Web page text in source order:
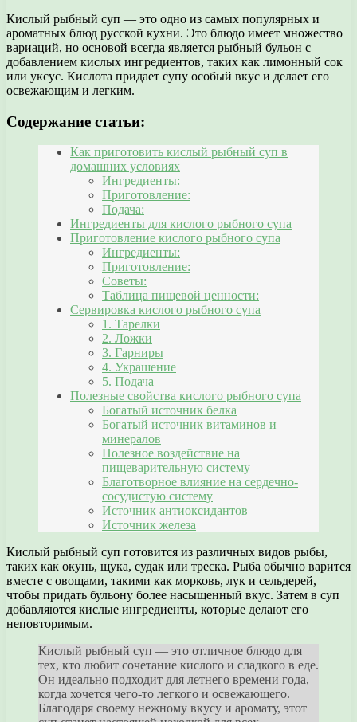
Кислый рыбный суп — это одно из самых популярных и
ароматных блюд русской кухни. Это блюдо имеет множество
вариаций, но основой всегда является рыбный бульон с
добавлением кислых ингредиентов, таких как лимонный сок
или уксус. Кислота придает супу особый вкус и делает его
освежающим и легким.
Содержание статьи:
Как приготовить кислый рыбный суп в
домашних условиях
Ингредиенты:
Приготовление:
Подача:
Ингредиенты для кислого рыбного супа
Приготовление кислого рыбного супа
Ингредиенты:
Приготовление:
Советы:
Таблица пищевой ценности:
Сервировка кислого рыбного супа
1. Тарелки
2. Ложки
3. Гарниры
4. Украшение
5. Подача
Полезные свойства кислого рыбного супа
Богатый источник белка
Богатый источник витаминов и
минералов
Полезное воздействие на
пищеварительную систему
Благотворное влияние на сердечно-
сосудистую систему
Источник антиоксидантов
Источник железа
Кислый рыбный суп готовится из различных видов рыбы,
таких как окунь, щука, судак или треска. Рыба обычно варится
вместе с овощами, такими как морковь, лук и сельдерей,
чтобы придать бульону более насыщенный вкус. Затем в суп
добавляются кислые ингредиенты, которые делают его
неповторимым.
Кислый рыбный суп — это отличное блюдо для
тех, кто любит сочетание кислого и сладкого в еде.
Он идеально подходит для летнего времени года,
когда хочется чего-то легкого и освежающего.
Благодаря своему нежному вкусу и аромату, этот